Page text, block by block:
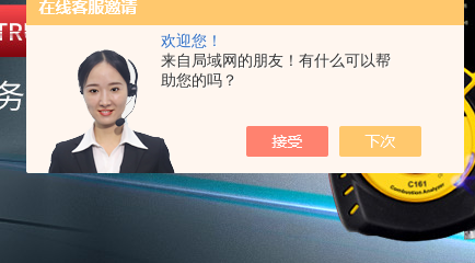
欢迎您！
来自局域网的朋友！有什么可以帮
助您的吗？